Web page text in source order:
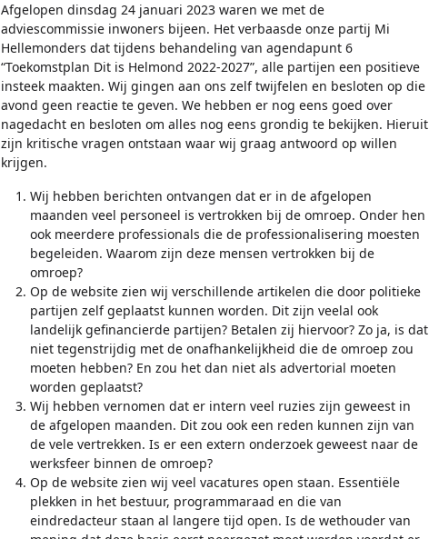
Afgelopen dinsdag 24 januari 2023 waren we met de
adviescommissie inwoners bijeen. Het verbaasde onze partij Mi
Hellemonders dat tijdens behandeling van agendapunt 6
“Toekomstplan Dit is Helmond 2022-2027”, alle partijen een positieve
insteek maakten. Wij gingen aan ons zelf twijfelen en besloten op die
avond geen reactie te geven. We hebben er nog eens goed over
nagedacht en besloten om alles nog eens grondig te bekijken. Hieruit
zijn kritische vragen ontstaan waar wij graag antwoord op willen
krijgen.
Wij hebben berichten ontvangen dat er in de afgelopen
maanden veel personeel is vertrokken bij de omroep. Onder hen
ook meerdere professionals die de professionalisering moesten
begeleiden. Waarom zijn deze mensen vertrokken bij de
omroep?
Op de website zien wij verschillende artikelen die door politieke
partijen zelf geplaatst kunnen worden. Dit zijn veelal ook
landelijk gefinancierde partijen? Betalen zij hiervoor? Zo ja, is dat
niet tegenstrijdig met de onafhankelijkheid die de omroep zou
moeten hebben? En zou het dan niet als advertorial moeten
worden geplaatst?
Wij hebben vernomen dat er intern veel ruzies zijn geweest in
de afgelopen maanden. Dit zou ook een reden kunnen zijn van
de vele vertrekken. Is er een extern onderzoek geweest naar de
werksfeer binnen de omroep?
Op de website zien wij veel vacatures open staan. Essentiële
plekken in het bestuur, programmaraad en die van
eindredacteur staan al langere tijd open. Is de wethouder van